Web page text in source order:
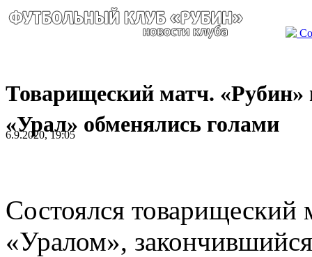
Товарищеский матч. «Рубин»
«Урал» обменялись голами
6.9.2020, 19:05
Состоялся
«Уралом»,